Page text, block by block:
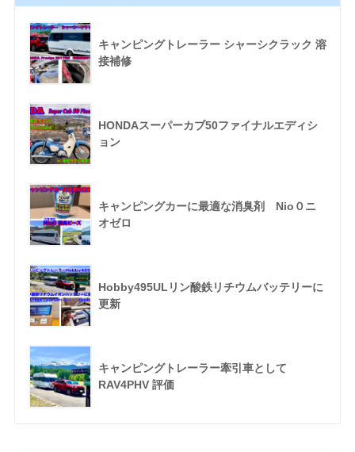
キャンピングトレーラー シャーシクラック 溶
接補修
HONDAスーパーカブ50ファイナルエディシ
ョン
キャンピングカーに最適な消臭剤 Nio０ニ
オゼロ
Hobby495ULリン酸鉄リチウムバッテリーに
更新
キャンピングトレーラー牽引車として
RAV4PHV 評価